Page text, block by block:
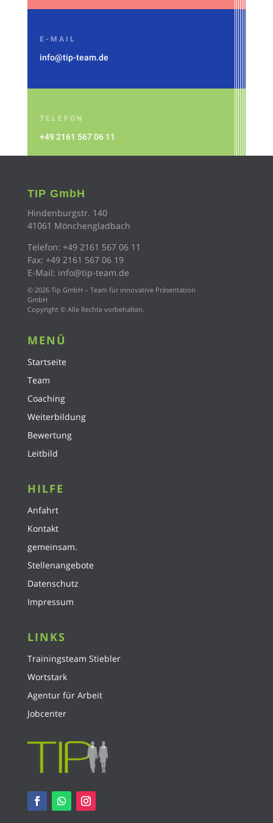
E-MAIL
info@tip-team.de
TELEFON
+49 2161 567 06 11
TIP GmbH
Hindenburgstr. 140
41061 Mönchengladbach
Telefon: +49 2161 567 06 11
Fax: +49 2161 567 06 19
E-Mail: info@tip-team.de
© 2026 Tip GmbH – Team für innovative Präsentation
GmbH
Copyright © Alle Rechte vorbehalten.
MENÜ
Startseite
Team
Coaching
Weiterbildung
Bewertung
Leitbild
HILFE
Anfahrt
Kontakt
gemeinsam.
Stellenangebote
Datenschutz
Impressum
LINKS
Trainingsteam Stiebler
Wortstark
Agentur für Arbeit
Jobcenter